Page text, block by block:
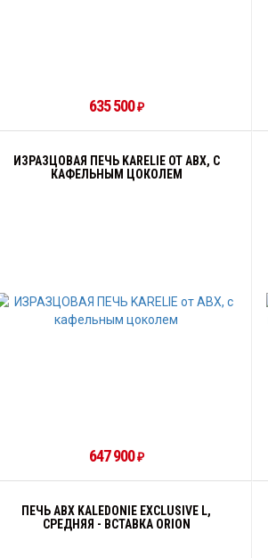
635 500₽
ИЗРАЗЦОВАЯ ПЕЧЬ KARELIE ОТ ABX, С
КАФЕЛЬНЫМ ЦОКОЛЕМ
647 900₽
ПЕЧЬ ABX KALEDONIE EXCLUSIVE L,
СРЕДНЯЯ - ВСТАВКА ORION